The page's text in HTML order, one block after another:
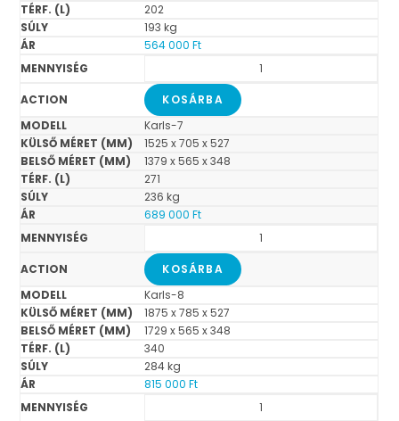
202
193 kg
564 000Ft
KOSÁRBA
Karls-7
1525 x 705 x 527
1379 x 565 x 348
271
236 kg
689 000Ft
KOSÁRBA
Karls-8
1875 x 785 x 527
1729 x 565 x 348
340
284 kg
815 000Ft